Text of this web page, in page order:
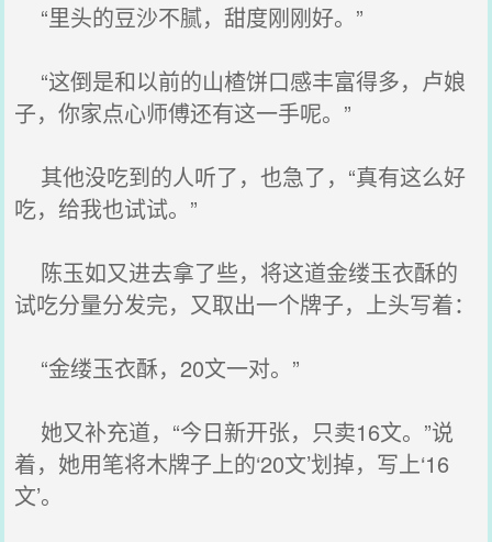
“里头的豆沙不腻，甜度刚刚好。”
“这倒是和以前的山楂饼口感丰富得多，卢娘
子，你家点心师傅还有这一手呢。”
其他没吃到的人听了，也急了，“真有这么好
吃，给我也试试。”
陈玉如又进去拿了些，将这道金缕玉衣酥的
试吃分量分发完，又取出一个牌子，上头写着：
“金缕玉衣酥，20文一对。”
她又补充道，“今日新开张，只卖16文。”说
着，她用笔将木牌子上的‘20文’划掉，写上‘16
文’。